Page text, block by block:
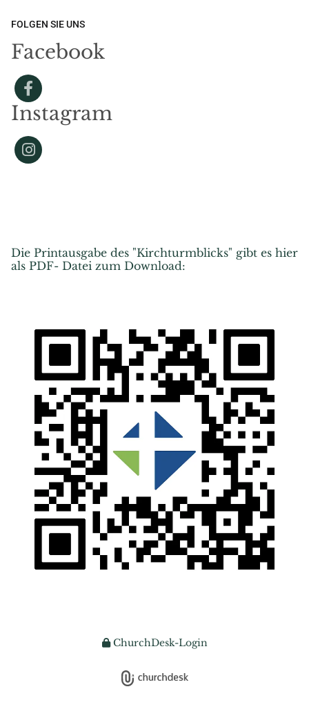
FOLGEN SIE UNS
Facebook
Instagram
Die Printausgabe des "Kirchturmblicks" gibt es hier
als PDF- Datei zum Download:
ChurchDesk-Login